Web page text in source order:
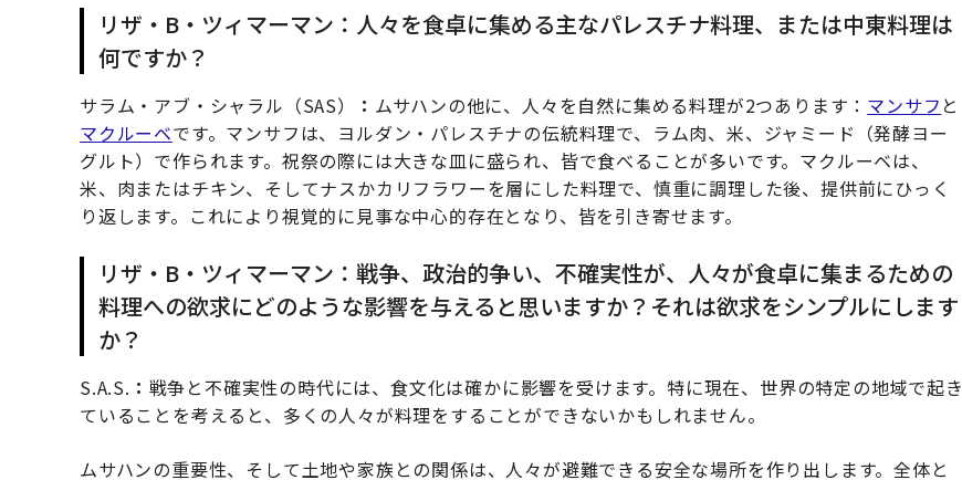
リザ・B・ツィマーマン：人々を食卓に集める主なパレスチナ料理、または中東料理は
何ですか？
サラム・アブ・シャラル（SAS） ： ムサハンの他に、人々を自然に集める料理が2つあります： マンサフ と
マクルーベです。マンサフは、ヨルダン・パレスチナの伝統料理で、ラム肉、米、ジャミード（発酵ヨー
グルト）で作られます。祝祭の際には大きな皿に盛られ、皆で食べることが多いです。マクルーベは、
米、肉またはチキン、そしてナスかカリフラワーを層にした料理で、慎重に調理した後、提供前にひっく
り返します。これにより視覚的に見事な中心的存在となり、皆を引き寄せます。
リザ・B・ツィマーマン：戦争、政治的争い、不確実性が、人々が食卓に集まるための
料理への欲求にどのような影響を与えると思いますか？それは欲求をシンプルにします
か？
S.A.S. ： 戦争と不確実性の時代には、食文化は確かに影響を受けます。特に現在、世界の特定の地域で起き
ていることを考えると、多くの人々が料理をすることができないかもしれません。
ムサハンの重要性、そして土地や家族との関係は、人々が避難できる安全な場所を作り出します。全体と